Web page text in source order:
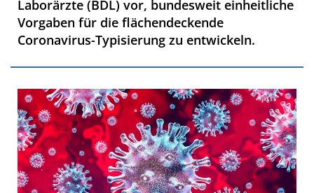
Laborärzte (BDL) vor, bundesweit einheitliche
Vorgaben für die flächendeckende
Coronavirus-Typisierung zu entwickeln.